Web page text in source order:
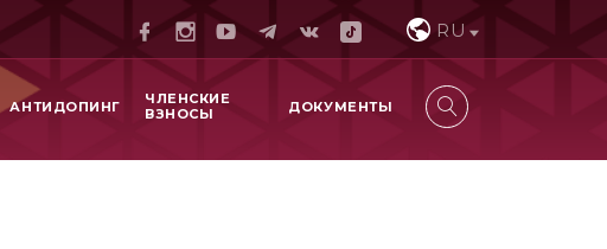
RU
АНТИДОПИНГ
ЧЛЕНСКИЕ
ВЗНОСЫ
ДОКУМЕНТЫ